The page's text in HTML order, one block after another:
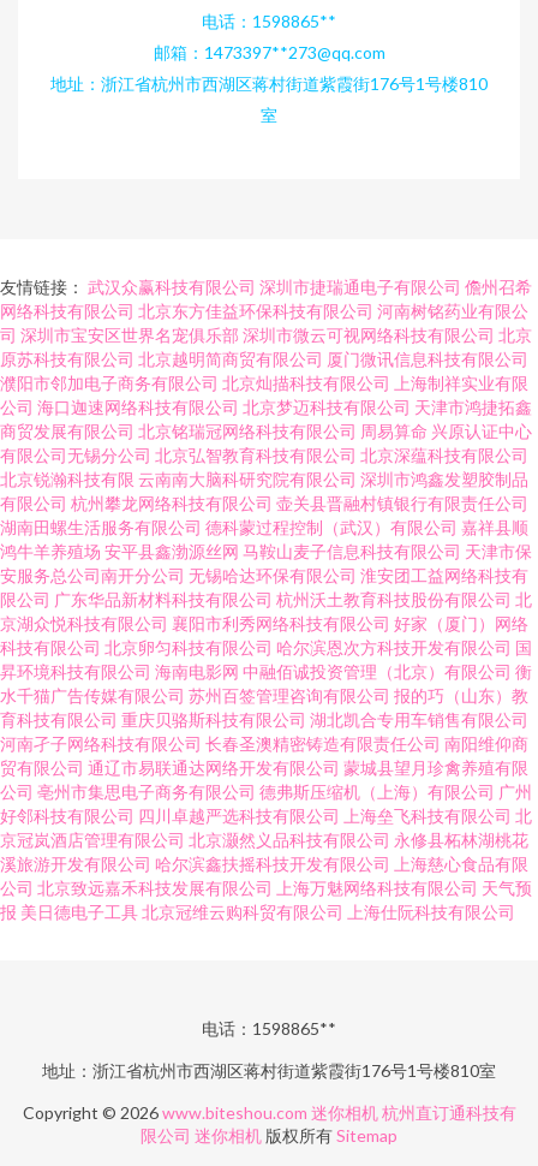
电话：1598865**
邮箱：1473397**273@qq.com
地址：浙江省杭州市西湖区蒋村街道紫霞街176号1号楼810
室
友情链接： 武汉众赢科技有限公司 深圳市捷瑞通电子有限公司 儋州召希
网络科技有限公司 北京东方佳益环保科技有限公司 河南树铭药业有限公
司 深圳市宝安区世界名宠俱乐部 深圳市微云可视网络科技有限公司 北京
原苏科技有限公司 北京越明简商贸有限公司 厦门微讯信息科技有限公司
濮阳市邻加电子商务有限公司 北京灿描科技有限公司
上海制祥实业有限
公司 海口迦速网络科技有限公司 北京梦迈科技有限公司 天津市鸿捷拓鑫
商贸发展有限公司 北京铭瑞冠网络科技有限公司 周易算命 兴原认证中心
有限公司无锡分公司 北京弘智教育科技有限公司 北京深蕴科技有限公司
北京锐瀚科技有限 云南南大脑科研究院有限公司 深圳市鸿鑫发塑胶制品
有限公司 杭州攀龙网络科技有限公司 壶关县晋融村镇银行有限责任公司
湖南田螺生活服务有限公司 德科蒙过程控制（武汉）有限公司 嘉祥县顺
鸿牛羊养殖场 安平县鑫渤源丝网 马鞍山麦子信息科技有限公司 天津市保
安服务总公司南开分公司 无锡哈达环保有限公司 淮安团工益网络科技有
限公司 广东华品新材料科技有限公司 杭州沃土教育科技股份有限公司 北
京湖众悦科技有限公司 襄阳市利秀网络科技有限公司 好家（厦门）网络
科技有限公司 北京卵匀科技有限公司 哈尔滨恩次方科技开发有限公司 国
昇环境科技有限公司 海南电影网 中融佰诚投资管理（北京）有限公司 衡
水千猫广告传媒有限公司 苏州百签管理咨询有限公司 报的巧（山东）教
育科技有限公司 重庆贝骆斯科技有限公司 湖北凯合专用车销售有限公司
河南孑子网络科技有限公司 长春圣澳精密铸造有限责任公司 南阳维仰商
贸有限公司 通辽市易联通达网络开发有限公司 蒙城县望月珍禽养殖有限
公司 亳州市集思电子商务有限公司 德弗斯压缩机（上海）有限公司 广州
好邻科技有限公司 四川卓越严选科技有限公司 上海垒飞科技有限公司 北
京冠岚酒店管理有限公司 北京灏然义品科技有限公司 永修县柘林湖桃花
溪旅游开发有限公司 哈尔滨鑫扶摇科技开发有限公司
上海慈心食品有限
公司 北京致远嘉禾科技发展有限公司 上海万魅网络科技有限公司 天气预
报 美日德电子工具北京冠维云购科贸有限公司 上海仕阮科技有限公司
电话：1598865**
地址：浙江省杭州市西湖区蒋村街道紫霞街176号1号楼810室
Copyright © 2026www.biteshou.com 迷你相机 杭州直订通科技有
限公司 迷你相机 版权所有Sitemap